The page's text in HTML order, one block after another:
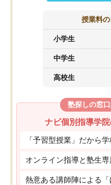
授業料
小学生
中学生
高校生
塾探しの窓
ナビ個別指導学
「予習型授業」だから
オンライン指導と塾生
熱意ある講師陣による